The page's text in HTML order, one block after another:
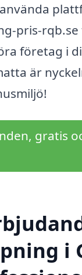
pris-
företag i
är
gratis
i